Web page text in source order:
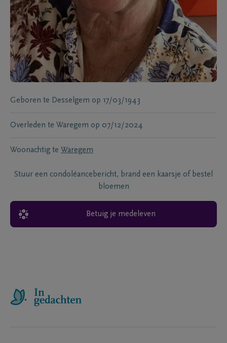
Geboren te Desselgem op 17/03/1943
Overleden te Waregem op 07/12/2024
Woonachtig te Waregem
Stuur een condoléancebericht, brand een kaarsje of bestel
bloemen
Betuig je medeleven